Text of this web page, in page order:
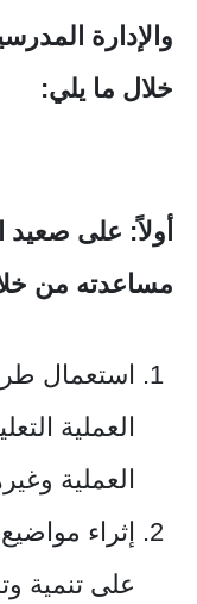
والإدارة
خلال ما يلي:
أولاً: على صعيد
مساعدته من
استعمال
العملية
العملية
إثراء
على تنمية